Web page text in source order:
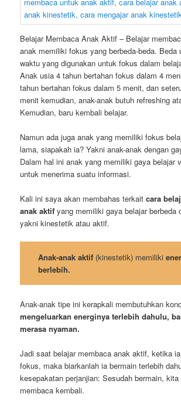
Belajar Membaca Anak Aktif – Belajar
anak memiliki fokus yang berbeda-beda. Beda
waktu yang digunakan untuk fokus dalam
Anak usia 4 tahun bertahan fokus dalam 4
tahun bertahan fokus dalam 5 menit, dan
menit kemudian, anak-anak butuh refreshing
Kemudian, baru kembali belajar.
Namun ada juga anak yang memiliki fokus
lama, siapakah ia? Yakni anak-anak dengan
Dalam hal ini anak yang memiliki gaya belajar
untuk menerima suatu informasi.
Kali ini saya akan membahas terkaitcara
anak aktifyang memiliki gaya belajar berbeda
yakni kinestetik atau aktif.
Anak-anak aktif(kinestetik) memiliki
berlebih.
Anak-anak tipe ini kerapkali membutuhkan
mengeluarkan energinya terlebih dahulu,
merasa nyaman.
Jadi saat belajar membaca anak aktif, ketika
fokus, maka biarkanlah ia bermain terlebih
kesepakatan perjanjian: Sesudah bermain,
membaca kembali.